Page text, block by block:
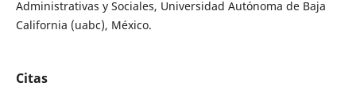
Administrativas y Sociales, Universidad Autónoma de Baja
California (uabc), México.
Citas